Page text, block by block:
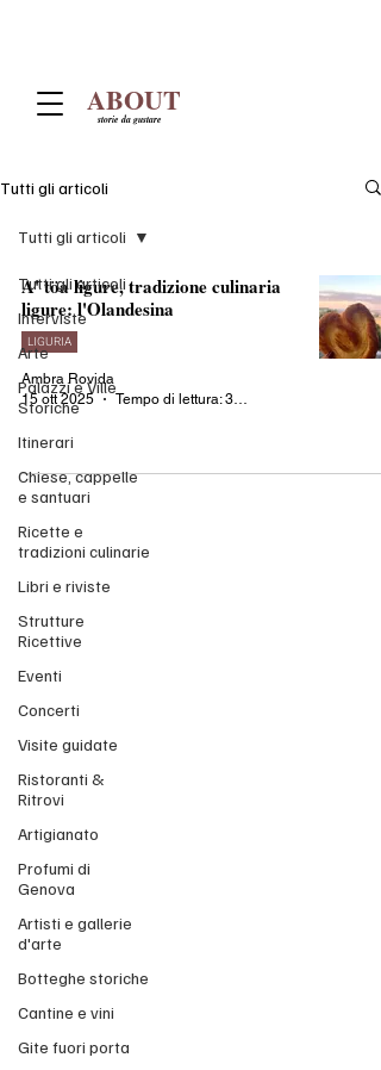
ABOUT
storie da gustare
Tutti gli articoli
Tutti gli articoli
Interviste
Arte
Palazzi e Ville
Storiche
Itinerari
Chiese, cappelle
e santuari
Ricette e
tradizioni culinarie
Libri e riviste
Strutture
Ricettive
Eventi
Concerti
Visite guidate
Ristoranti &
Ritrovi
Artigianato
Profumi di
Genova
Artisti e gallerie
d'arte
Botteghe storiche
Cantine e vini
Gite fuori porta
Tutti gli articoli
A' töa ligure, tradizione culinaria
ligure: l'Olandesina
LIGURIA
Ambra Rovida
15 ott 2025